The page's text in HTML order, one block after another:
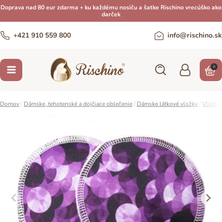
Doprava nad 80 eur zdarma + ku každému nosiču a šatke Rischino vrecúško ako
darček
+421 910 559 800 info@rischino.sk
0
Domov/ Dámske, tehotenské a dojčiace oblečenie/ Dámske látkové vložky Vložky